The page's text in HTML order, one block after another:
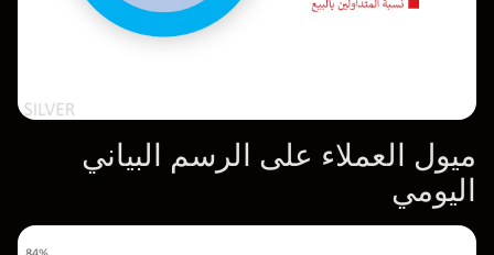
ميول العملاء على الرسم البياني
اليومي